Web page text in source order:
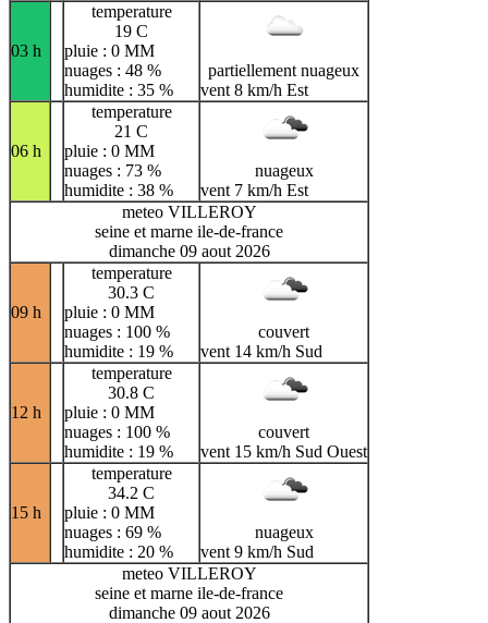
03 h
temperature
19 C
pluie : 0 MM
nuages : 48 %
humidite : 35 %
partiellement nuageux
vent 8 km/h Est
06 h
temperature
21 C
pluie : 0 MM
nuages : 73 %
humidite : 38 %
nuageux
vent 7 km/h Est
meteo VILLEROY
seine et marne ile-de-france
dimanche 09 aout 2026
09 h
temperature
30.3 C
pluie : 0 MM
nuages : 100 %
humidite : 19 %
couvert
vent 14 km/h Sud
12 h
temperature
30.8 C
pluie : 0 MM
nuages : 100 %
humidite : 19 %
couvert
vent 15 km/h Sud Ouest
15 h
temperature
34.2 C
pluie : 0 MM
nuages : 69 %
humidite : 20 %
nuageux
vent 9 km/h Sud
meteo VILLEROY
seine et marne ile-de-france
dimanche 09 aout 2026